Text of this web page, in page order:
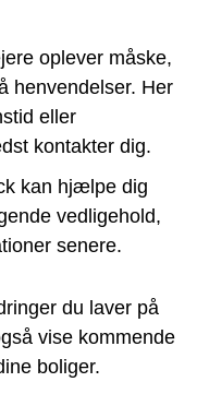
oplever måske,
henvendelser. Her
eller
kontakter dig.
kan hjælpe dig
vedligehold,
senere.
du laver på
vise kommende
boliger.